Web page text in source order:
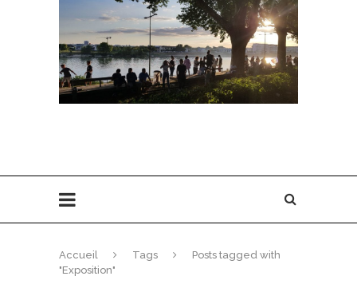
Accueil Tags
Posts tagged with
"Exposition"